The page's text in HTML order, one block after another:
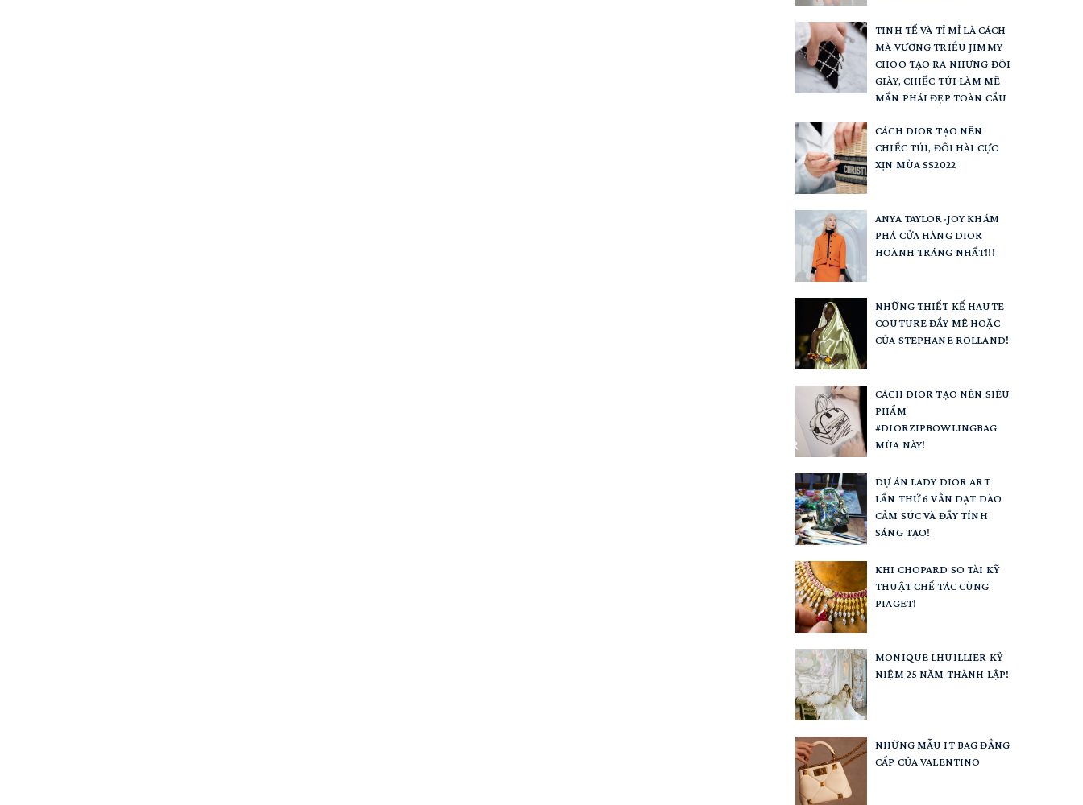
TINH TẾ VÀ TỈ MỈ LÀ CÁCH
MÀ VƯƠNG TRIỀU JIMMY
CHOO TẠO RA NHƯNG ĐÔI
GIÀY, CHIẾC TÚI LÀM MÊ
MẨN PHÁI ĐẸP TOÀN CẦU
CÁCH DIOR TẠO NÊN
CHIẾC TÚI, ĐÔI HÀI CỰC
XỊN MÙA SS2022
ANYA TAYLOR-JOY KHÁM
PHÁ CỬA HÀNG DIOR
HOÀNH TRÁNG NHẤT!!!
NHỮNG THIẾT KẾ HAUTE
COUTURE ĐẦY MÊ HOẶC
CỦA STEPHANE ROLLAND!
CÁCH DIOR TẠO NÊN SIÊU
PHẨM
#DIORZIPBOWLINGBAG
MÙA NÀY!
DỰ ÁN LADY DIOR ART
LẦN THỨ 6 VẪN DẠT DÀO
CẢM SÚC VÀ ĐẦY TÍNH
SÁNG TẠO!
KHI CHOPARD SO TÀI KỸ
THUẬT CHẾ TÁC CÙNG
PIAGET!
MONIQUE LHUILLIER KỶ
NIỆM 25 NĂM THÀNH LẬP!
NHỮNG MẪU IT BAG ĐẲNG
CẤP CỦA VALENTINO